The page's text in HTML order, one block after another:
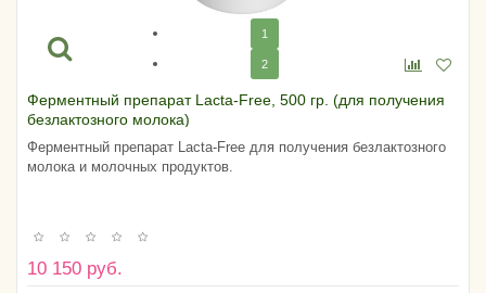
1
2
Ферментный препарат Lacta-Free, 500 гр. (для получения
безлактозного молока)
Ферментный препарат Lacta-Free для получения безлактозного
молока и молочных продуктов.
10 150 руб.